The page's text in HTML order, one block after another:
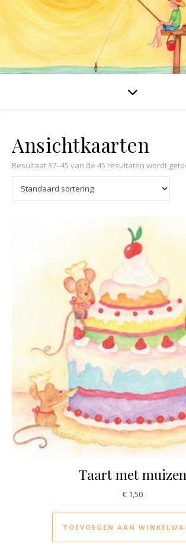
Ansichtkaarten
Resultaat 37–45 van de 45 resultaten wordt
Taart met muizen
€ 1,50
TOEVOEGEN AAN